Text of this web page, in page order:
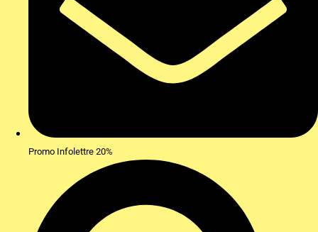
Promo Infolettre 20%